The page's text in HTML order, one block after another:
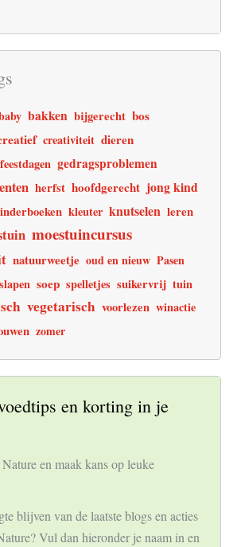
bakken bijgerecht bos
creativiteit dieren
feestdagen gedragsproblemen
herfst hoofdgerecht jong kind
kleuter knutselen leren
moestuincursus
natuurweetje oud en nieuw Pasen
slapen soep spelletjes suikervrij tuin
vegetarisch voorlezen winactie
zomer
en korting in je
en maak kans op leuke
blijven van de laatste blogs en acties
Vul dan hieronder je naam in en